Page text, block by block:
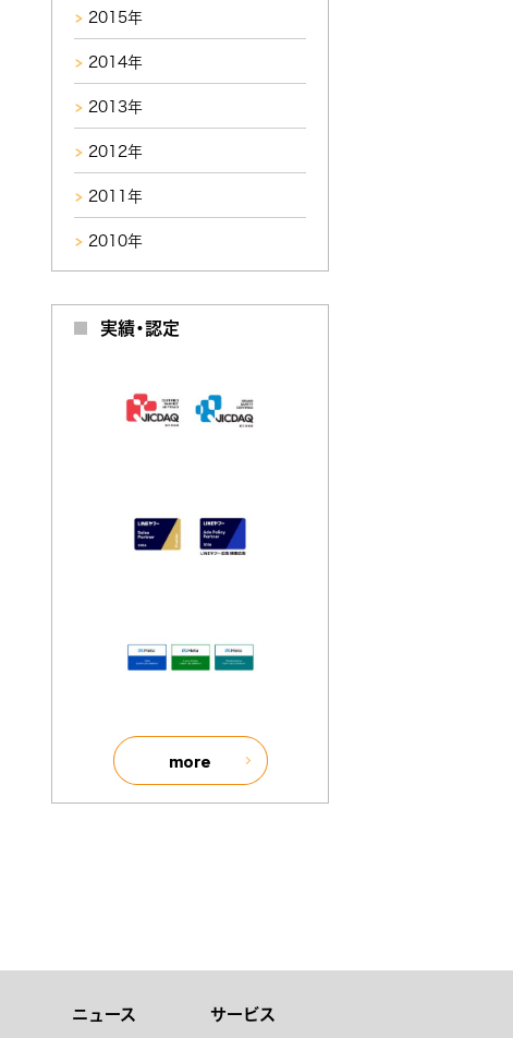
2015年
2014年
2013年
2012年
2011年
2010年
実績・認定
more
ニュース サービス